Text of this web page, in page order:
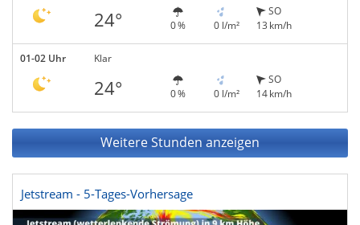
24° 0 % 0 l/m²
SO
13 km/h
01-02 Uhr Klar
24° 0 % 0 l/m²
SO
14 km/h
Weitere Stunden anzeigen
Jetstream - 5-Tages-Vorhersage